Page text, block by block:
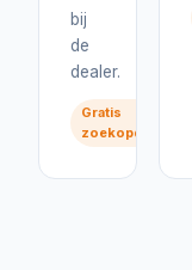
bij
de
dealer.
Gratis
zoekopdracht